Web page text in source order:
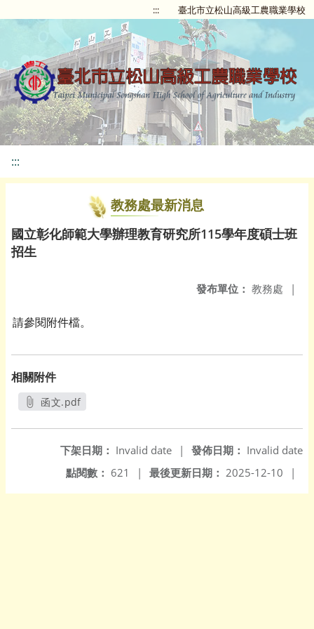
::: 臺北市立松山高級工農職業學校
:::
教務處最新消息
國立彰化師範大學辦理教育研究所115學年度碩士班
招生
發布單位： 教務處 |
請參閱附件檔。
相關附件
函文.pdf
發佈日期： Invalid date
下架日期： Invalid date
|
最後更新日期： 2025-12-10 |
點閱數： 621 |